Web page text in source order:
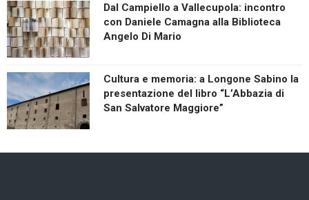
Dal Campiello a Vallecupola: incontro
con Daniele Camagna alla Biblioteca
Angelo Di Mario
Cultura e memoria: a Longone Sabino la
presentazione del libro “L’Abbazia di
San Salvatore Maggiore”